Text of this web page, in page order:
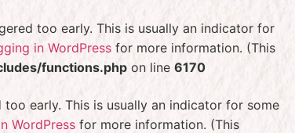
too early. This is usually an indicator for
in WordPress for more information. (This
functions.php on line 6170
early. This is usually an indicator for some
WordPress for more information. (This